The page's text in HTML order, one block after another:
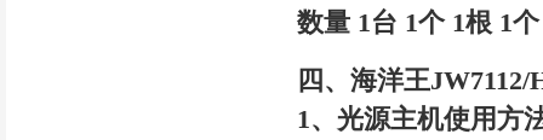
数量 1台 1个 1根 1
四、海洋王
1、光源主机使用方